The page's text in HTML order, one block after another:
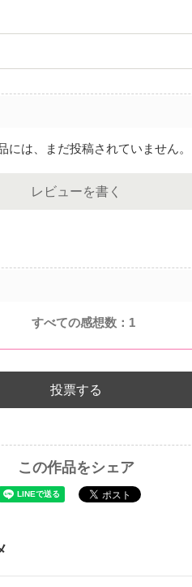
には、まだ投稿されていません。
レビューを書く
すべての感想数： 1
投票する
この作品をシェア